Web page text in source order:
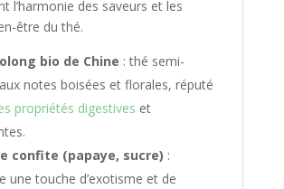
l’harmonie des saveurs et les
être du thé.
bio de Chine : thé semi-
notes boisées et florales, réputé
propriétés digestives et
confite (papaye, sucre) :
une touche d’exotisme et de